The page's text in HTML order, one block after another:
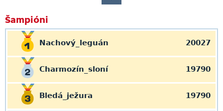
Šampióni
Nachový_leguán 20027
Charmozín_sloní 19790
Bledá_ježura 19790